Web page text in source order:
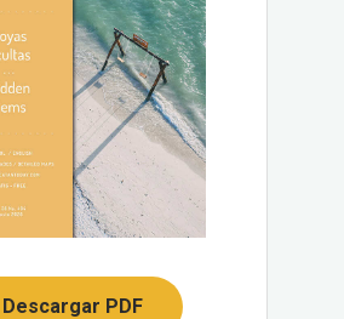
Descargar PDF